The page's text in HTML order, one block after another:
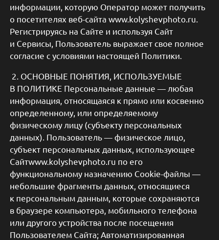
информации, которую Оператор может получить
о посетителях веб-сайта www.kolyshevphoto.ru.
Регистрируясь на Сайте и используя Сайт
и Сервисы, Пользователь выражает свое полное
согласие с условиями настоящей Политики.
2. ОСНОВНЫЕ ПОНЯТИЯ, ИСПОЛЬЗУЕМЫЕ
В ПОЛИТИКЕ Персональные данные — любая
информация, относящаяся к прямо или косвенно
определенному, или определяемому
физическому лицу (субъекту персональных
данных). Пользователь — физическое лицо,
субъект персональных данных, использующее
Сайтwww.kolyshevphoto.ru по его
функциональному назначению Cookie-файлы —
небольшие фрагменты данных, относящиеся
к персональным данным, которые сохраняются
в браузере компьютера, мобильного телефона
или другого устройства после посещения
Пользователем Сайта; Автоматизированная